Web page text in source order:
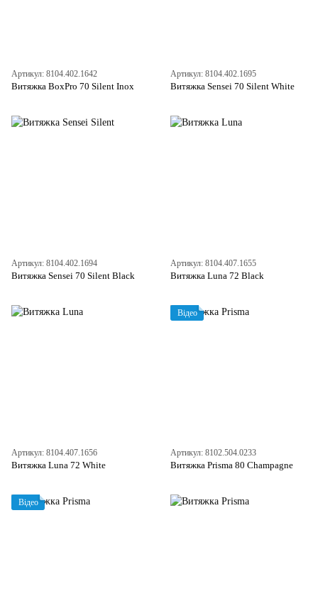
Артикул: 8104.402.1642
Витяжка BoxPro 70 Silent Inox
Артикул: 8104.402.1695
Витяжка Sensei 70 Silent White
Артикул: 8104.402.1694
Витяжка Sensei 70 Silent Black
Артикул: 8104.407.1655
Витяжка Luna 72 Black
Артикул: 8104.407.1656
Витяжка Luna 72 White
Відео
Артикул: 8102.504.0233
Витяжка Prisma 80 Champagne
Відео